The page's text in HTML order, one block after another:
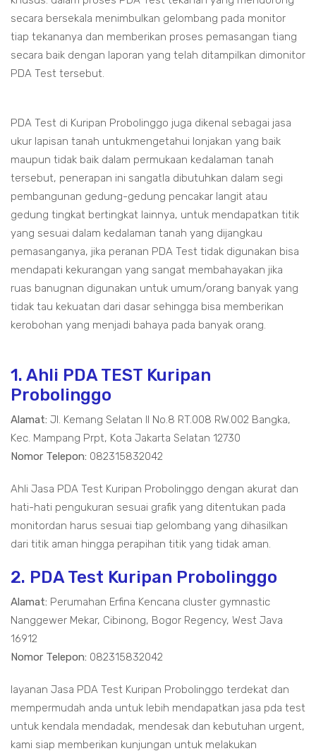
secara bersekala menimbulkan gelombang pada monitor
tiap tekananya dan memberikan proses pemasangan tiang
secara baik dengan laporan yang telah ditampilkan dimonitor
PDA Test tersebut.
PDA Test di Kuripan Probolinggo juga dikenal sebagai jasa
ukur lapisan tanah untukmengetahui lonjakan yang baik
maupun tidak baik dalam permukaan kedalaman tanah
tersebut, penerapan ini sangatla dibutuhkan dalam segi
pembangunan gedung-gedung pencakar langit atau
gedung tingkat bertingkat lainnya, untuk mendapatkan titik
yang sesuai dalam kedalaman tanah yang dijangkau
pemasanganya, jika peranan PDA Test tidak digunakan bisa
mendapati kekurangan yang sangat membahayakan jika
ruas banugnan digunakan untuk umum/orang banyak yang
tidak tau kekuatan dari dasar sehingga bisa memberikan
kerobohan yang menjadi bahaya pada banyak orang.
1. Ahli PDA TEST Kuripan
Probolinggo
Alamat: Jl. Kemang Selatan II No.8 RT.008 RW.002 Bangka,
Kec. Mampang Prpt, Kota Jakarta Selatan 12730
Nomor Telepon: 082315832042
Ahli Jasa PDA Test Kuripan Probolinggo dengan akurat dan
hati-hati pengukuran sesuai grafik yang ditentukan pada
monitordan harus sesuai tiap gelombang yang dihasilkan
dari titik aman hingga perapihan titik yang tidak aman.
2. PDA Test Kuripan Probolinggo
Alamat: Perumahan Erfina Kencana cluster gymnastic
Nanggewer Mekar, Cibinong, Bogor Regency, West Java
16912
Nomor Telepon: 082315832042
layanan Jasa PDA Test Kuripan Probolinggo terdekat dan
mempermudah anda untuk lebih mendapatkan jasa pda test
untuk kendala mendadak, mendesak dan kebutuhan urgent,
kami siap memberikan kunjungan untuk melakukan